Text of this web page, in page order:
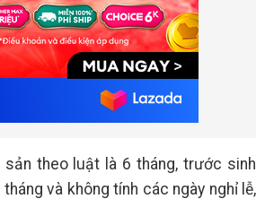
sản theo luật là 6 tháng, trước sinh
và không tính các ngày nghỉ lễ,